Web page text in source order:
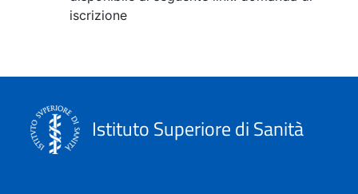
iscrizione
Istituto Superiore di Sanità